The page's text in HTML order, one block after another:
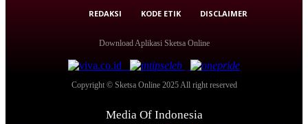
REDAKSI KODE ETIK DISCLAIMER
Download Aplikasi Sketsa Online
Copyright © Sketsa Online 2025 All right reserved
Media Of Indonesia